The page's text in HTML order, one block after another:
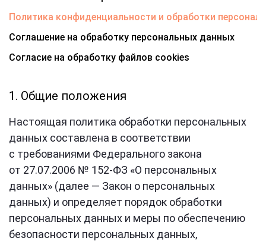
Политика конфиденциальности и обработки
Соглашение на обработку персональных данных
Согласие на обработку файлов cookies
1. Общие положения
Настоящая политика обработки персональных
данных составлена в соответствии
с требованиями Федерального закона
от 27.07.2006 № 152-ФЗ «О персональных
данных» (далее — Закон о персональных
данных) и определяет порядок обработки
персональных данных и меры по обеспечению
безопасности персональных данных,